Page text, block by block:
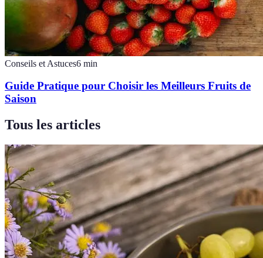
Conseils et Astuces6 min
Guide Pratique pour Choisir les Meilleurs Fruits de
Saison
Tous les articles